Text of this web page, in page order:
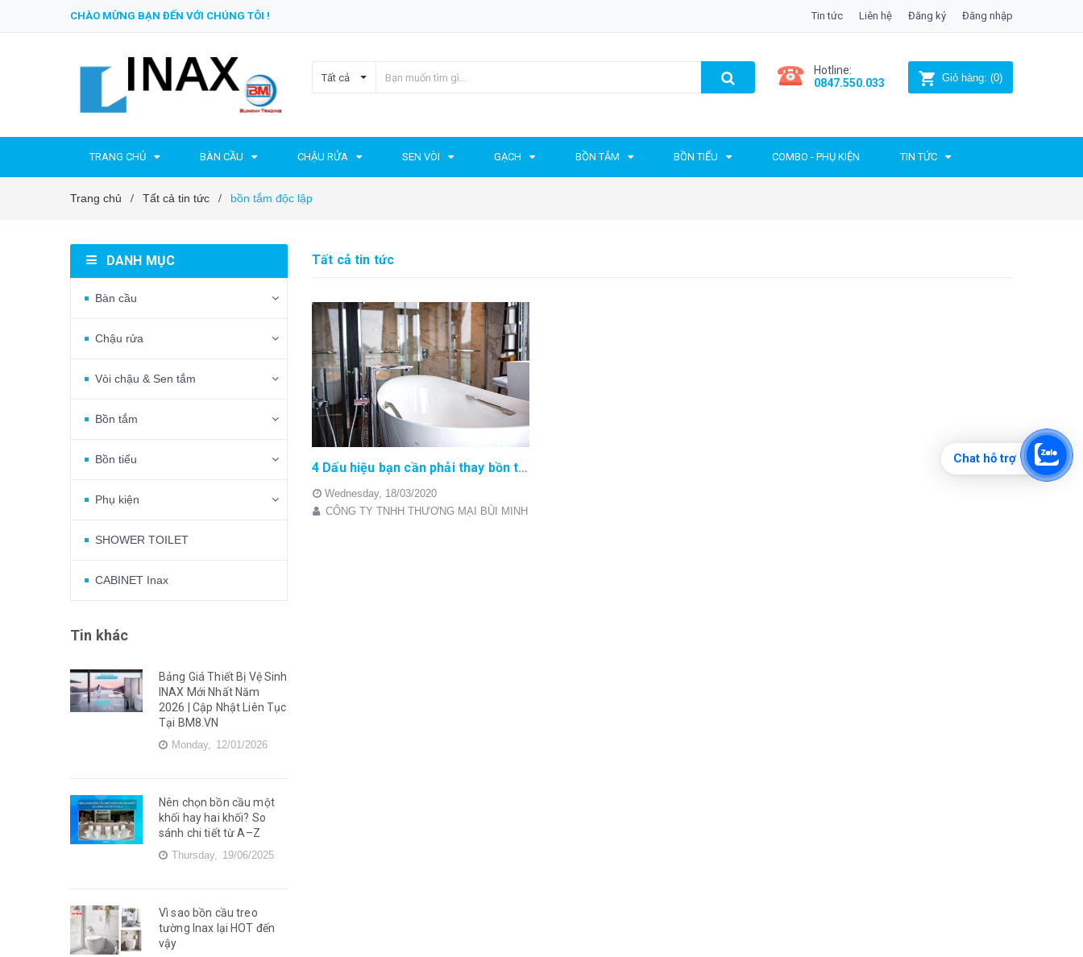
CHÀO MỪNG BẠN ĐẾN VỚI CHÚNG TÔI ! Tin tức Liên hệ Đăng ký Đăng nhập
Tất cả
Hotline:
0847.550.033
Giỏ hàng: (0)
TRANG CHỦ BÀN CẦU CHẬU RỬA SEN VÒI GẠCH BỒN TẮM BỒN TIỂU COMBO - PHỤ KIỆN TIN TỨC
Trang chủ / Tất cả tin tức / bồn tắm độc lập
Tất cả tin tức
4 Dấu hiệu bạn cần phải thay bồn tắm
Wednesday, 18/03/2020
CÔNG TY TNHH THƯƠNG MẠI BÙI MINH
DANH MỤC
Bàn cầu
Chậu rửa
Vòi chậu & Sen tắm
Bồn tắm
Bồn tiểu
Phụ kiện
SHOWER TOILET
CABINET Inax
Tin khác
Bảng Giá Thiết Bị Vệ Sinh
INAX Mới Nhất Năm
2026 | Cập Nhật Liên Tục
Tại BM8.VN
Monday, 12/01/2026
Nên chọn bồn cầu một
khối hay hai khối? So
sánh chi tiết từ A–Z
Thursday, 19/06/2025
Vì sao bồn cầu treo
tường Inax lại HOT đến
vậy
Chat hỗ trợ